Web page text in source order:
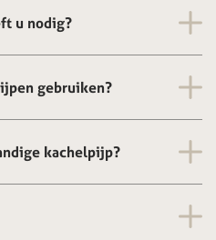
u nodig?
gebruiken?
kachelpijp?